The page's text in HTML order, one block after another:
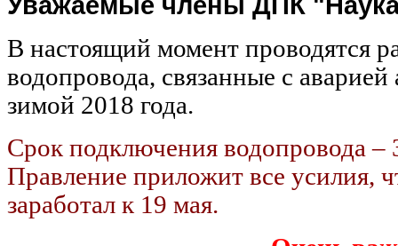
В настоящий момент проводятся
водопровода, связанные с
зимой 2018 года.
Срок подключения водопровода –
Правление приложит все усилия,
заработал к 19 мая.